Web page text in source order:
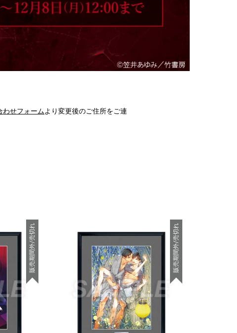
のレアアイ
わせフォームより変更後のご住所をご連
販売期間外/売切れ 販売期間外/売切れ